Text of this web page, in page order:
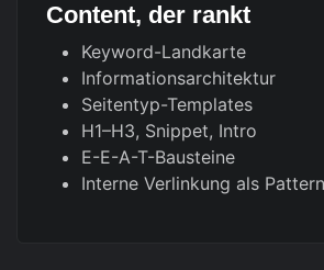
Content, der rankt
Keyword-Landkarte
Informationsarchitektur
Seitentyp-Templates
H1–H3, Snippet, Intro
E-E-A-T-Bausteine
Interne Verlinkung als Pattern